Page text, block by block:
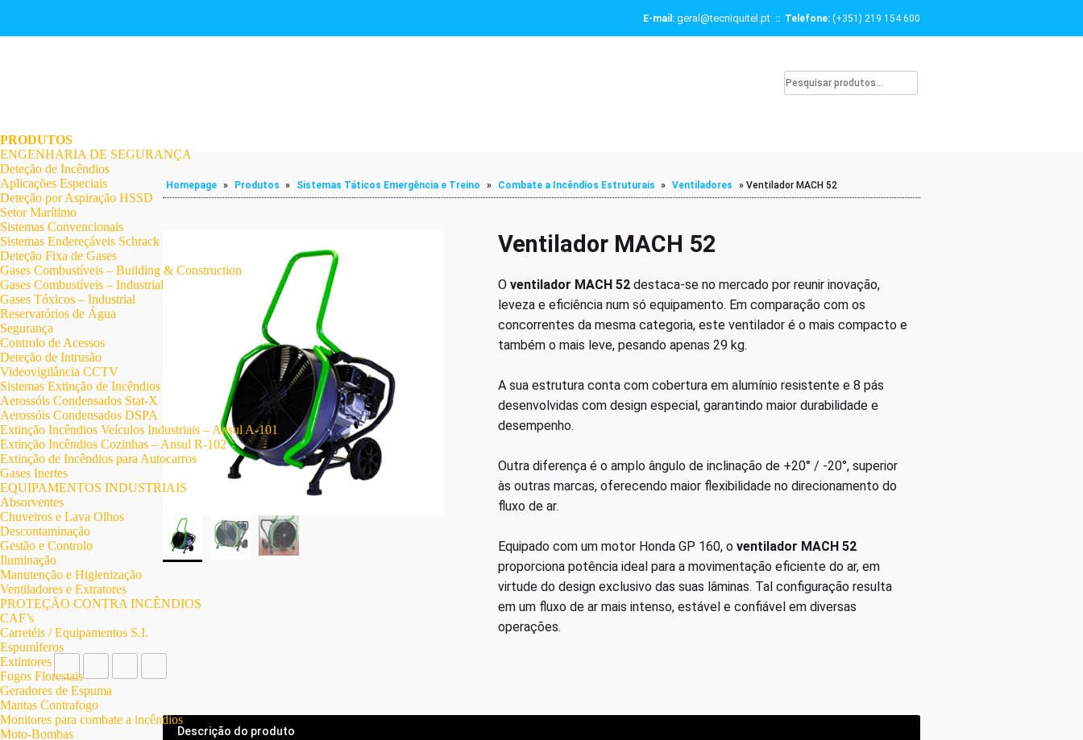
E-mail: geral@tecniquitel.pt :: Telefone: (+351) 219 154 600
PRODUTOS
ENGENHARIA DE SEGURANÇA
Deteção de Incêndios
Aplicações Especiais
Deteção por Aspiração HSSD
Setor Marítimo
Sistemas Convencionais
Sistemas Endereçáveis Schrack
Deteção Fixa de Gases
Gases Combustíveis – Building & Construction
Gases Combustíveis – Industrial
Gases Tóxicos – Industrial
Reservatórios de Água
Segurança
Controlo de Acessos
Deteção de Intrusão
Videovigilância CCTV
Sistemas Extinção de Incêndios
Aerossóis Condensados Stat-X
Aerossóis Condensados DSPA
Extinção Incêndios Veículos Industriais – Ansul A-101
Extinção Incêndios Cozinhas – Ansul R-102
Extinção de Incêndios para Autocarros
Gases Inertes
EQUIPAMENTOS INDUSTRIAIS
Absorventes
Chuveiros e Lava Olhos
Descontaminação
Gestão e Controlo
Iluminação
Manutenção e Higienização
Ventiladores e Extratores
PROTEÇÃO CONTRA INCÊNDIOS
CAF’s
Carretéis / Equipamentos S.I.
Espumíferos
Extintores
Fogos Florestais
Geradores de Espuma
Mantas Contrafogo
Monitores para combate a incêndios
Moto-Bombas
Homepage » Produtos » Sistemas Táticos Emergência e Treino » Combate a Incêndios Estruturais » Ventiladores » Ventilador MACH 52
Ventilador MACH 52
Oventilador MACH 52 destaca-se no mercado por reunir inovação,
leveza e eficiência num só equipamento. Em comparação com os
concorrentes da mesma categoria, este ventilador é o mais compacto e
também o mais leve, pesando apenas 29 kg.
A sua estrutura conta com cobertura em alumínio resistente e 8 pás
desenvolvidas com design especial, garantindo maior durabilidade e
desempenho.
Outra diferença é o amplo ângulo de inclinação de +20° / -20°, superior
às outras marcas, oferecendo maior flexibilidade no direcionamento do
fluxo de ar.
Equipado com um motor Honda GP 160, oventilador MACH 52
proporciona potência ideal para a movimentação eficiente do ar, em
virtude do design exclusivo das suas lâminas. Tal configuração resulta
em um fluxo de ar mais intenso, estável e confiável em diversas
operações.
Descrição do produto